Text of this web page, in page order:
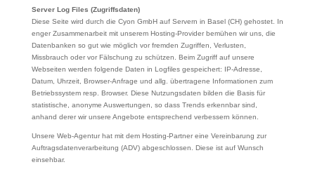
Server Log Files (Zugriffsdaten)
Diese Seite wird durch die Cyon GmbH auf Servern in Basel (CH) gehostet. In
enger Zusammenarbeit mit unserem Hosting-Provider bemühen wir uns, die
Datenbanken so gut wie möglich vor fremden Zugriffen, Verlusten,
Missbrauch oder vor Fälschung zu schützen. Beim Zugriff auf unsere
Webseiten werden folgende Daten in Logfiles gespeichert: IP-Adresse,
Datum, Uhrzeit, Browser-Anfrage und allg. übertragene Informationen zum
Betriebssystem resp. Browser. Diese Nutzungsdaten bilden die Basis für
statistische, anonyme Auswertungen, so dass Trends erkennbar sind,
anhand derer wir unsere Angebote entsprechend verbessern können.
Unsere Web-Agentur hat mit dem Hosting-Partner eine Vereinbarung zur
Auftragsdatenverarbeitung (ADV) abgeschlossen. Diese ist auf Wunsch
einsehbar.